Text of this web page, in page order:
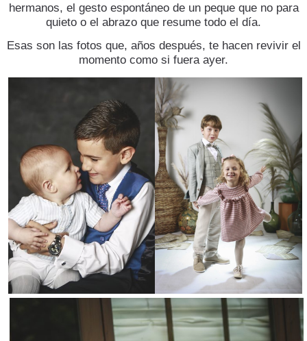
hermanos, el gesto espontáneo de un peque que no para
quieto o el abrazo que resume todo el día.
Esas son las fotos que, años después, te hacen revivir el
momento como si fuera ayer.